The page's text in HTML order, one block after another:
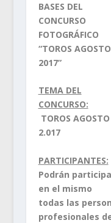
BASES DEL
CONCURSO
FOTOGRÁFICO
“TOROS AGOSTO
2017”
TEMA DEL
CONCURSO:
TOROS AGOSTO
2.017
PARTICIPANTES:
Podrán
en el mismo
todas las
profesionales